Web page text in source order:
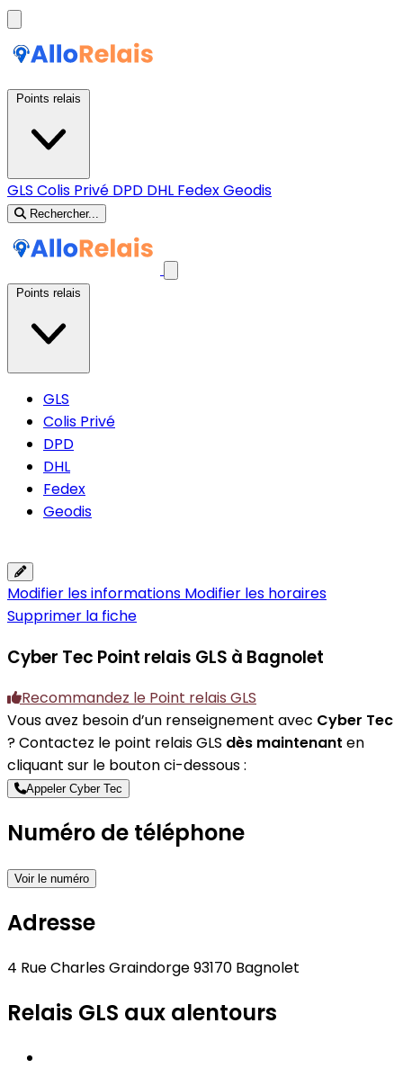
GLS Colis Privé DPD DHL FedexGeodis
Rechercher...
GLS
Colis Privé
DPD
DHL
Fedex
Geodis
Modifier les informations Modifier les horaires
Supprimer la fiche
Cyber Tec Point relais GLS à Bagnolet
Recommandez le Point relais GLS
Vous avez besoin d’un renseignement avec Cyber Tec
? Contactez le point relais GLS dès maintenant en
cliquant sur le bouton ci-dessous :
Appeler Cyber Tec
Numéro de téléphone
Voir le numéro
Adresse
4 Rue Charles Graindorge 93170 Bagnolet
Relais GLS aux alentours